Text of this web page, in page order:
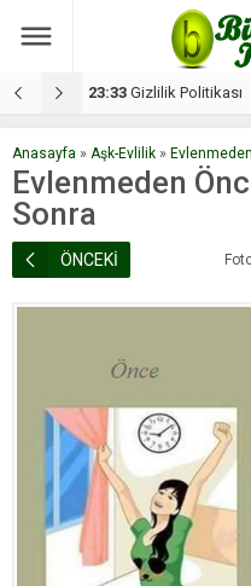
17:08 Dilan, düğününe
Anasayfa » Aşk-Evlilik »
Evlenmeden
Sonra
ÖNCEKİ